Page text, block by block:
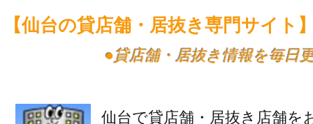
【仙台の貸店舗・居抜き専門サイト
​●貸店舗・居抜き情報を毎日
仙台で貸店舗・居抜き店舗を